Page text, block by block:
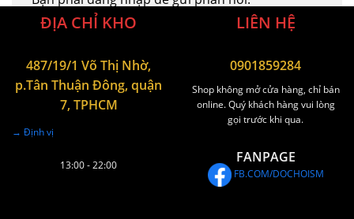
ĐỊA CHỈ KHO
487/19/1 Võ Thị Nhờ,
p.Tân Thuận Đông, quận
7, TPHCM
→ Định vị
13:00 - 22:00
LIÊN HỆ
0901859284
Shop không mở cửa hàng, chỉ bán
online. Quý khách hàng vui lòng
gọi trước khi qua.
FANPAGE
FB.COM/DOCHOISM